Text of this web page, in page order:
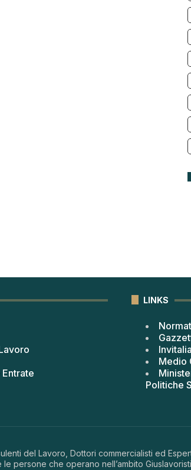
LINKS
Invitalia
Medio
Politiche
del Lavoro, Dottori commercialisti ed
persone che operano nell’ambito